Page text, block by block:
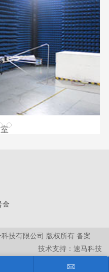
金
技有限公司 版权所有 备案
技术支持： 速马科技